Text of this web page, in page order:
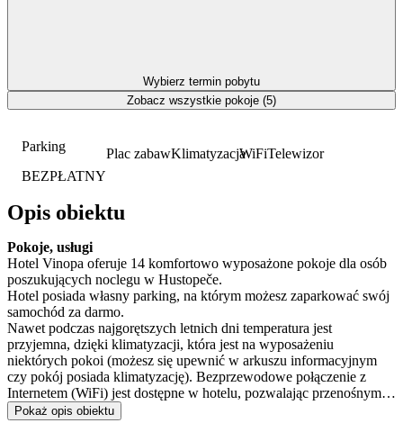
Parking
BEZPŁATNY
Plac zabawKlimatyzacjaWiFiTelewizor
Opis obiektu
Pokoje, usługi
Hotel Vinopa oferuje 14 komfortowo wyposażone pokoje dla osób
poszukujących noclegu w Hustopeče.
Hotel posiada własny parking, na którym możesz zaparkować swój
samochód za darmo.
Nawet podczas najgorętszych letnich dni temperatura jest
przyjemna, dzięki klimatyzacji, która jest na wyposażeniu
niektórych pokoi (możesz się upewnić w arkuszu informacyjnym
czy pokój posiada klimatyzację). Bezprzewodowe połączenie z
Internetem (WiFi) jest dostępne w hotelu, pozwalając przenośnym
urządzeniom i smartfonom na pozostanie online.
Pokaż opis obiektu
Wybierz termin pobytu
Zobacz wszystkie pokoje (5)